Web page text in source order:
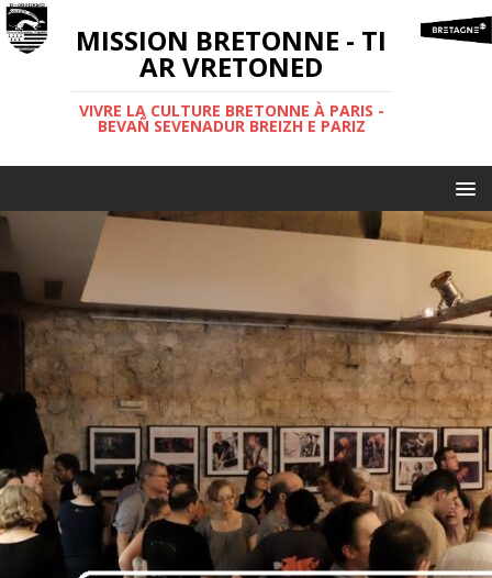
MISSION BRETONNE - TI
AR VRETONED
VIVRE LA CULTURE BRETONNE À PARIS -
BEVAÑ SEVENADUR BREIZH E PARIZ